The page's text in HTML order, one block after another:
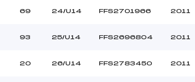
69 24/U14 FFS2701966 2011
93 25/U14 FFS2696804 2011
20 26/U14 FFS2783450 2011